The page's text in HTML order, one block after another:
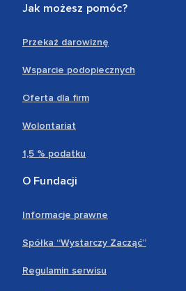
Jak możesz pomóc?
Przekaż darowiznę
Wsparcie podopiecznych
Oferta dla firm
Wolontariat
1,5 % podatku
O Fundacji
Informacje prawne
Spółka “Wystarczy Zacząć”
Regulamin serwisu